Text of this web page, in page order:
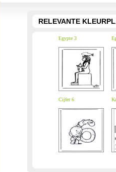
RELEVANTE
Egypte 3
Cijfer 6